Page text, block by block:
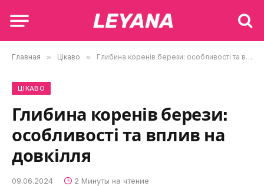
Главная » Цікаво » Глибина коренів берези: особливості та вплив на довкілля
ЦІКАВО
Глибина коренів берези:
особливості та вплив на
довкілля
09.06.2024 2 Минуты на чтение